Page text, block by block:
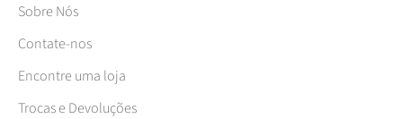
Sobre Nós
Contate-nos
Encontre uma loja
Trocas e Devoluções